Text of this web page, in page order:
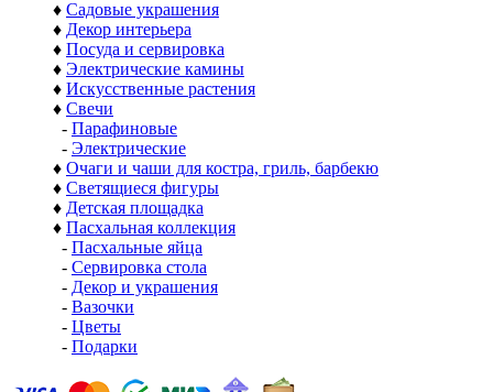
♦ Садовые украшения
♦ Декор интерьера
♦ Посуда и сервировка
♦ Электрические камины
♦ Искусственные растения
♦ Свечи
- Парафиновые
- Электрические
♦ Очаги и чаши для костра, гриль, барбекю
♦ Светящиеся фигуры
♦ Детская площадка
♦ Пасхальная коллекция
- Пасхальные яйца
- Сервировка стола
- Декор и украшения
- Вазочки
- Цветы
- Подарки